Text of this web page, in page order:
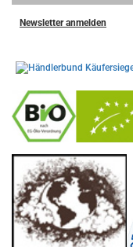
Newsletter anmelden